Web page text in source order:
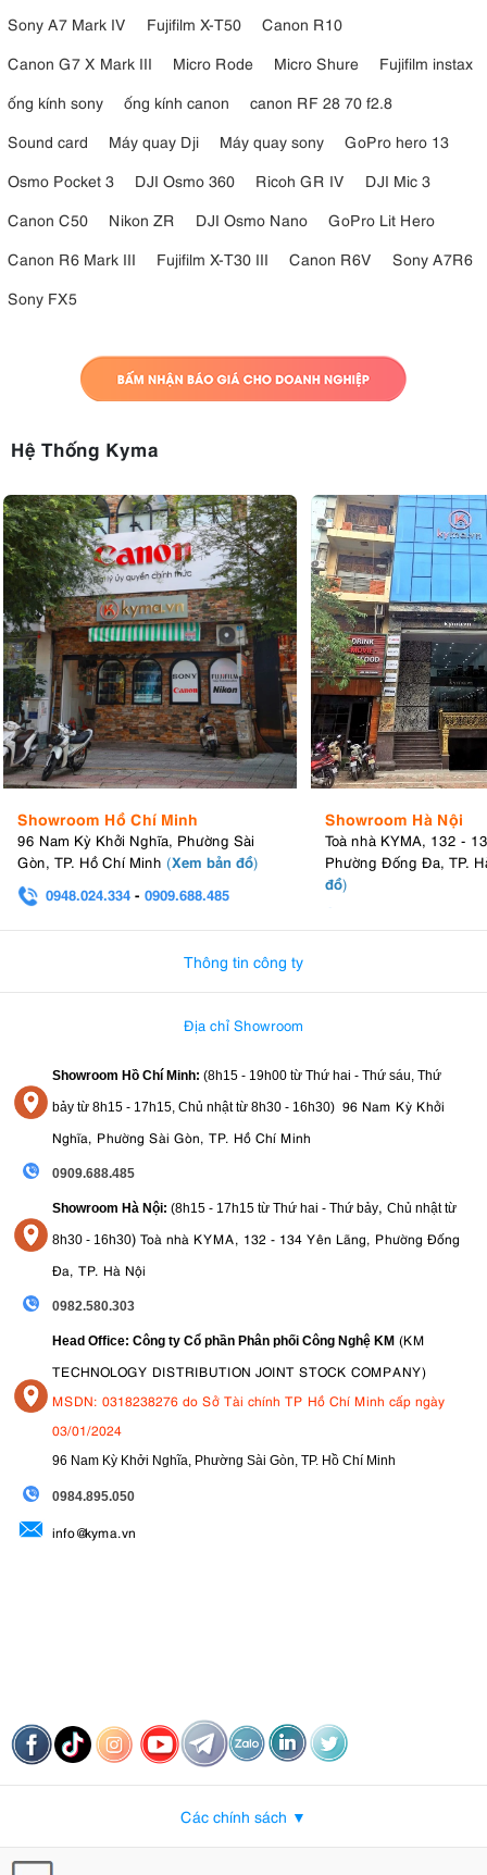
Sony A7 Mark IV
Fujifilm X-T50
Canon R10
Canon G7 X Mark III
Micro Rode Micro Shure
Fujifilm instax
ống kính sony
ống kính canon
canon RF 28 70 f2.8
Sound card
Máy quay Dji Máy quay sony
GoPro hero 13
Osmo Pocket 3
DJI Osmo 360 Ricoh GR IV
DJI Mic 3
Canon C50
Nikon ZR DJI Osmo Nano
GoPro Lit Hero
Canon R6 Mark III
Fujifilm X-T30 III Canon R6V
Sony A7R6
Sony FX5
Hệ Thống Kyma
Showroom Hồ Chí Minh
96 Nam Kỳ Khởi Nghĩa, Phường Sài
Gòn, TP. Hồ Chí Minh (Xem bản đồ)
0948.024.334 - 0909.688.485
Showroom Hà Nội
Toà nhà KYMA, 132 -
Phường Đống Đa, TP.
đồ)
Thông tin công ty
Địa chỉ Showroom
Showroom Hồ Chí Minh: (8h15 - 19h00 từ Thứ hai - Thứ sáu, Thứ
bảy từ 8h15 - 17h15, Chủ nhật từ 8h30 - 16h30) 96 Nam Kỳ Khởi
Nghĩa, Phường Sài Gòn, TP. Hồ Chí Minh
0909.688.485
Showroom Hà Nội: (8h15 - 17h15 từ Thứ hai - Thứ bảy, Chủ nhật từ
8h30 - 16h30) Toà nhà KYMA, 132 - 134 Yên Lãng, Phường Đống
Đa, TP. Hà Nội
0982.580.303
Head Office: Công ty Cổ phần Phân phối Công Nghệ KM (KM
TECHNOLOGY DISTRIBUTION JOINT STOCK COMPANY)
MSDN: 0318238276 do Sở Tài chính TP Hồ Chí Minh cấp ngày
03/01/2024
96 Nam Kỳ Khởi Nghĩa, Phường Sài Gòn, TP. Hồ Chí Minh
0984.895.050
info@kyma.vn
Các chính sách ▼